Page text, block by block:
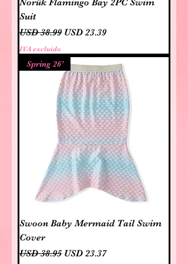
Norük Flamingo Bay 2PC Swim
Suit
Precio
USD 38.99 Precio de oferta
USD 23.39
IVA excluido
Spring 26’
Swoon Baby Mermaid Tail Swim
Cover
Precio
USD 38.95 Precio de oferta
USD 23.37